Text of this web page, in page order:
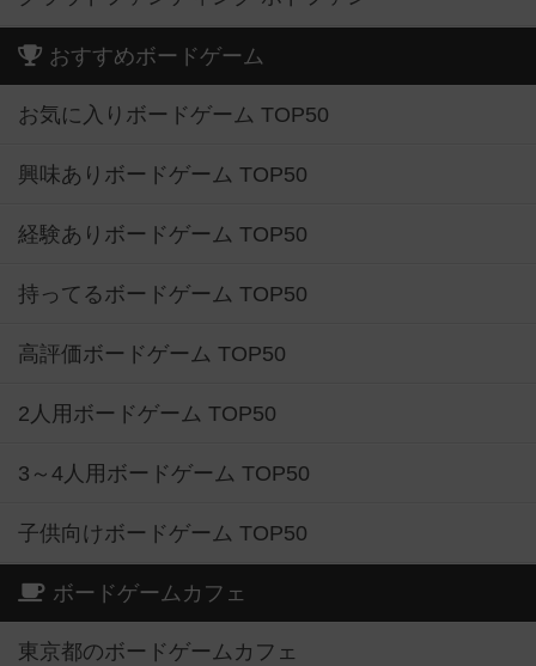
おすすめボードゲーム
お気に入りボードゲーム TOP50
興味ありボードゲーム TOP50
経験ありボードゲーム TOP50
持ってるボードゲーム TOP50
高評価ボードゲーム TOP50
2人用ボードゲーム TOP50
3～4人用ボードゲーム TOP50
子供向けボードゲーム TOP50
ボードゲームカフェ
東京都のボードゲームカフェ